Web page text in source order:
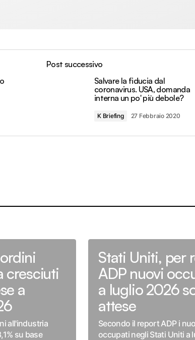
Post successivo
Salvare la fiducia dal
coronavirus. USA, domanda
interna un po' più debole?
K Briefing 27 Febbraio 2020
cresciuti
a
all'industria
su base
Stati Uniti, per
ADP nuovi
a luglio 2026
attese
Secondo il report ADP i
occupati negli Stati Uniti a